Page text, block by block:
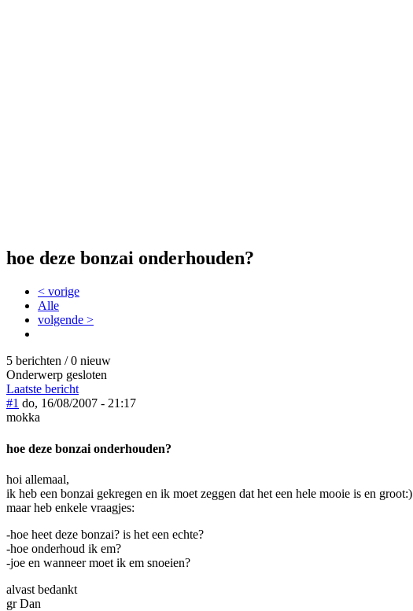
hoe deze bonzai onderhouden?
< vorige
Alle
volgende >
5 berichten / 0 nieuw
Onderwerp gesloten
Laatste bericht
#1 do, 16/08/2007 - 21:17
mokka
hoe deze bonzai onderhouden?
hoi allemaal,
ik heb een bonzai gekregen en ik moet zeggen dat het een hele mooie is en groot:)
maar heb enkele vraagjes:
-hoe heet deze bonzai? is het een echte?
-hoe onderhoud ik em?
-joe en wanneer moet ik em snoeien?
alvast bedankt
gr Dan